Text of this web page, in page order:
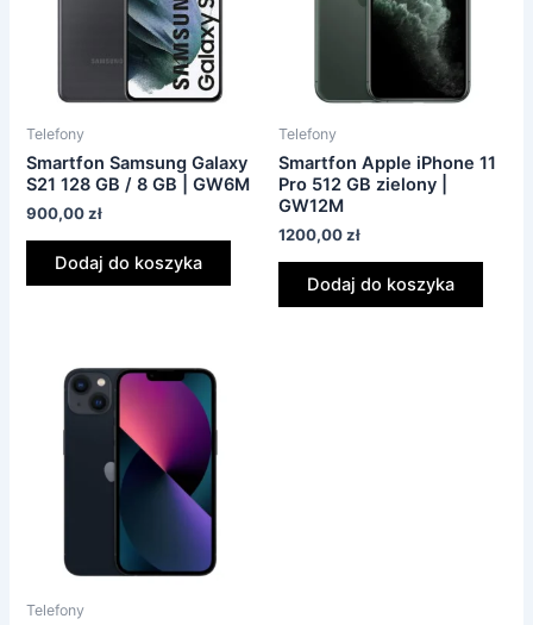
Telefony
Smartfon Samsung Galaxy
S21 128 GB / 8 GB | GW6M
900,00zł
Dodaj do koszyka
Telefony
Smartfon Apple iPhone 11
Pro 512 GB zielony |
GW12M
1200,00zł
Dodaj do koszyka
Telefony